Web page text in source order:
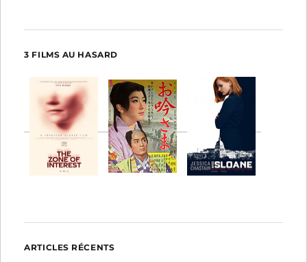
3 FILMS AU HASARD
ARTICLES RÉCENTS